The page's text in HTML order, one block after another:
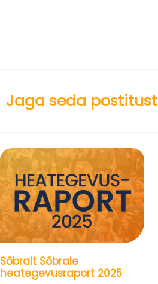
Jaga seda postitust
Sõbralt Sõbrale
heategevusraport 2025